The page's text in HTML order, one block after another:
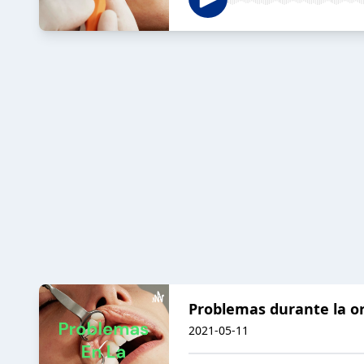
Problemas durante la
2021-05-11